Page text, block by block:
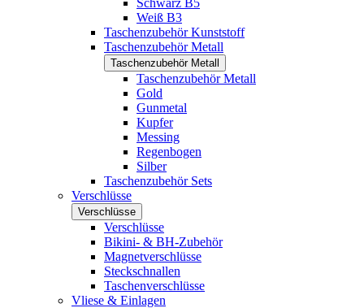
Schwarz B5
Weiß B3
Taschenzubehör Kunststoff
Taschenzubehör Metall
Taschenzubehör Metall
Taschenzubehör Metall
Gold
Gunmetal
Kupfer
Messing
Regenbogen
Silber
Taschenzubehör Sets
Verschlüsse
Verschlüsse
Verschlüsse
Bikini- & BH-Zubehör
Magnetverschlüsse
Steckschnallen
Taschenverschlüsse
Vliese & Einlagen